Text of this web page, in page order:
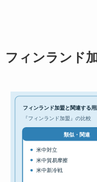
フィンランド
フィンランド加盟と関連する
『フィンランド加盟』の比較
類似・関連
米中対立
米中貿易摩擦
米中新冷戦